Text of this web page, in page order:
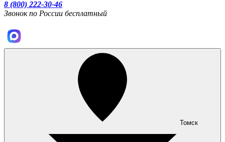
8 (800) 222-30-46
Звонок по России бесплатный
Томск